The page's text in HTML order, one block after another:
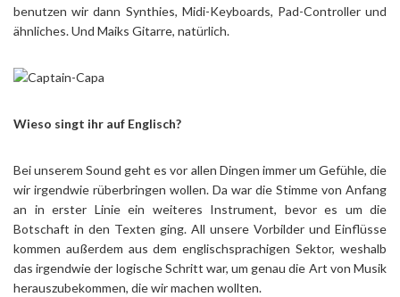
benutzen wir dann Synthies, Midi-Keyboards, Pad-Controller und
ähnliches. Und Maiks Gitarre, natürlich.
Wieso singt ihr auf Englisch?
Bei unserem Sound geht es vor allen Dingen immer um Gefühle, die
wir irgendwie rüberbringen wollen. Da war die Stimme von Anfang
an in erster Linie ein weiteres Instrument, bevor es um die
Botschaft in den Texten ging. All unsere Vorbilder und Einflüsse
kommen außerdem aus dem englischsprachigen Sektor, weshalb
das irgendwie der logische Schritt war, um genau die Art von Musik
herauszubekommen, die wir machen wollten.